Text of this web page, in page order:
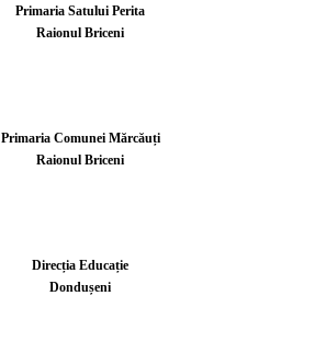
Primaria Satului Perita
Raionul Briceni
Primaria Comunei Mărcăuți
Raionul Briceni
Direcția Educație
Dondușeni